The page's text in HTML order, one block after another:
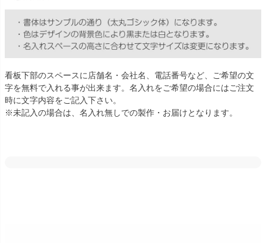
看板下部のスペースに店舗名・会社名、電話番号など、ご希望の文
字を無料で入れる事が出来ます。名入れをご希望の場合にはご注文
時に文字内容をご記入下さい。
※未記入の場合は、名入れ無しでの製作・お届けとなります。